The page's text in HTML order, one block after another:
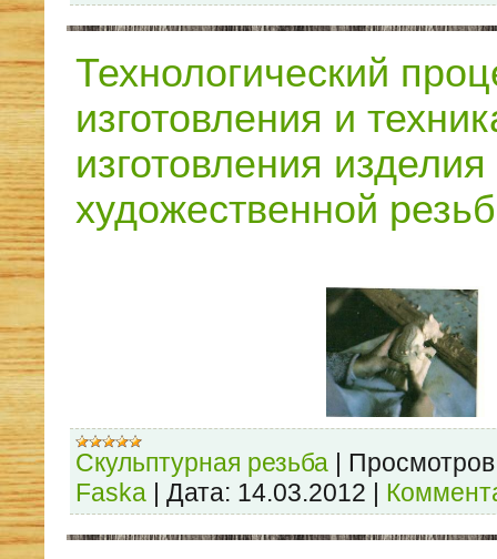
Технологический
изготовления и
изготовления
художественной
Скульптурная резьба |
Faska | Дата: 14.03.2012 |